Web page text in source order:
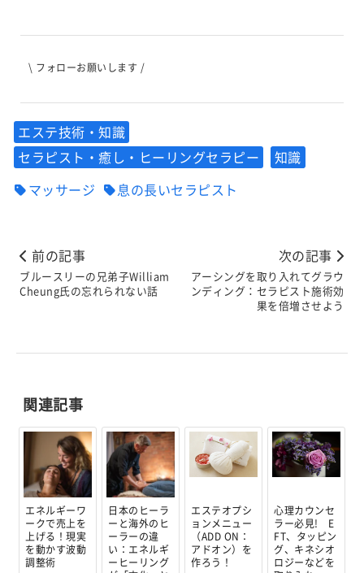
\ フォローお願いします /
エステ技術・知識
セラピスト・癒し・ヒーリングセラピー
知識
マッサージ
息の長いセラピスト
前の記事
ブルースリーの兄弟子William
Cheung氏の忘れられない話
次の記事
アーシングを取り入れてグラウ
ンディング：セラピスト施術効
果を倍増させよう
関連記事
エネルギーワ
ークで売上を
上げる！現実
を動かす波動
調整術
日本のヒーラ
ーと海外のヒ
ーラーの違
い：エネルギ
ーヒーリング
エステオプシ
ョンメニュー
（ADD ON：
アドオン）を
作ろう！
心理カウンセ
ラー必見! E
FT、タッピン
グ、キネシオ
ロジーなどを